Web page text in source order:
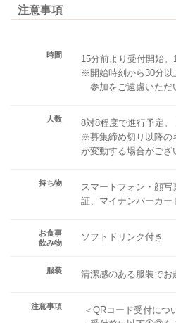
注意事項
時間
15分前より受付開始。
※開始時刻から30分以
参加をご遠慮いただ
人数
8対8程度で進行予定。
※募集締め切り以降の
が変動する場合がござ
持ち物
スマートフォン・顔
証、マイナンバーカー
お食事
飲み物
ソフトドリンク付き
服装 清潔感のある服装でお
注意事項
＜QRコード受付につ